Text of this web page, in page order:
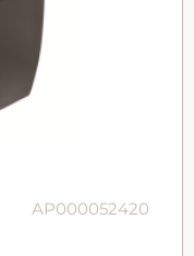
АР000052420